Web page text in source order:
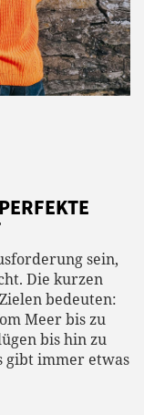
sein,
Die kurzen
bedeuten:
Meer bis zu
bis hin zu
gibt immer etwas